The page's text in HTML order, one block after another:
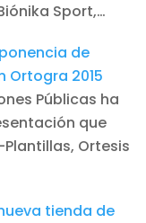
Sport,…
de
Ortogra 2015
Públicas ha
que
Ortesis
tienda de